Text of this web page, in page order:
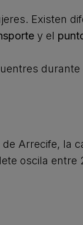
Existen
y el
Arrecife, la
oscila entre